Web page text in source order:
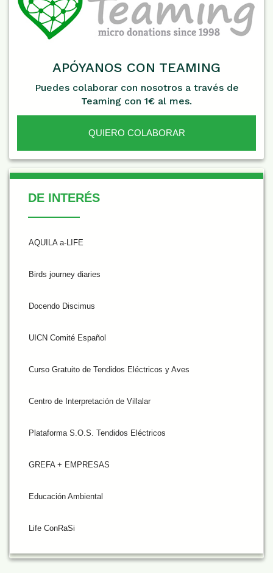
APÓYANOS CON TEAMING
Puedes colaborar con nosotros a través de
Teaming con 1€ al mes.
QUIERO COLABORAR
De Interés
DE INTERÉS
AQUILA a-LIFE
Birds journey diaries
Docendo Discimus
UICN Comité Español
Curso Gratuito de Tendidos Eléctricos y Aves
Centro de Interpretación de Villalar
Plataforma S.O.S. Tendidos Eléctricos
GREFA + EMPRESAS
Educación Ambiental
Life ConRaSi